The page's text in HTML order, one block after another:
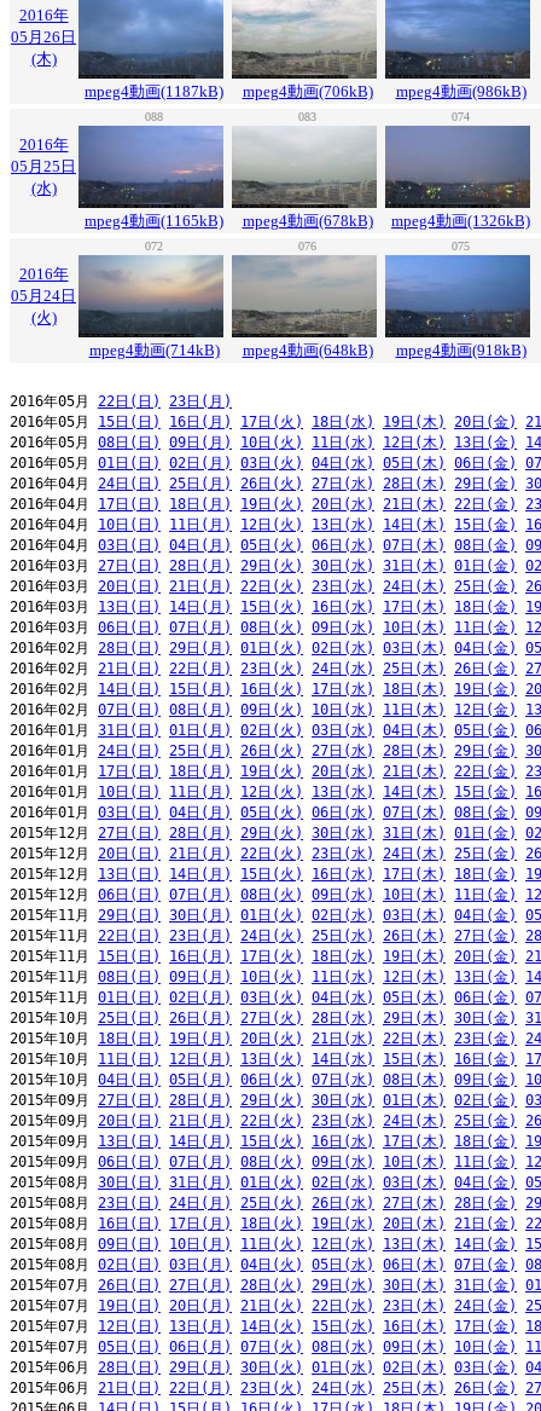
2016年
05月26日
(木)
mpeg4動画(1187kB)
mpeg4動画(706kB) mpeg4動画(986kB)
088 083 074
2016年
05月25日
(水)
mpeg4動画(1165kB)
mpeg4動画(678kB) mpeg4動画(1326kB)
072 076 075
2016年
05月24日
(火)
mpeg4動画(714kB)
mpeg4動画(648kB) mpeg4動画(918kB)
2016年05月 22日(日)
23日(月)
2016年05月 15日(日) 16日(月) 17日(火) 18日(水) 19日(木) 20日(金)
2016年05月 08日(日) 09日(月) 10日(火) 11日(水) 12日(木) 13日(金)
2016年05月 01日(日) 02日(月) 03日(火) 04日(水) 05日(木) 06日(金)
2016年04月 24日(日) 25日(月) 26日(火) 27日(水) 28日(木) 29日(金)
2016年04月 17日(日) 18日(月) 19日(火) 20日(水) 21日(木) 22日(金)
2016年04月 10日(日) 11日(月) 12日(火) 13日(水) 14日(木) 15日(金)
2016年04月 03日(日) 04日(月) 05日(火) 06日(水) 07日(木) 08日(金)
2016年03月 27日(日) 28日(月) 29日(火) 30日(水) 31日(木) 01日(金)
2016年03月 20日(日) 21日(月) 22日(火) 23日(水) 24日(木) 25日(金)
2016年03月 13日(日) 14日(月) 15日(火) 16日(水) 17日(木) 18日(金)
2016年03月 06日(日) 07日(月) 08日(火) 09日(水) 10日(木) 11日(金)
2016年02月 28日(日) 29日(月) 01日(火) 02日(水) 03日(木) 04日(金)
2016年02月 21日(日) 22日(月) 23日(火) 24日(水) 25日(木) 26日(金)
2016年02月 14日(日) 15日(月) 16日(火) 17日(水) 18日(木) 19日(金)
2016年02月 07日(日) 08日(月) 09日(火) 10日(水) 11日(木) 12日(金)
2016年01月 31日(日) 01日(月) 02日(火) 03日(水) 04日(木) 05日(金)
2016年01月 24日(日) 25日(月) 26日(火) 27日(水) 28日(木) 29日(金)
2016年01月 17日(日) 18日(月) 19日(火) 20日(水) 21日(木) 22日(金)
2016年01月 10日(日) 11日(月) 12日(火) 13日(水) 14日(木) 15日(金)
2016年01月 03日(日) 04日(月) 05日(火) 06日(水) 07日(木) 08日(金)
2015年12月 27日(日) 28日(月) 29日(火) 30日(水) 31日(木) 01日(金)
2015年12月 20日(日) 21日(月) 22日(火) 23日(水) 24日(木) 25日(金)
2015年12月 13日(日) 14日(月) 15日(火) 16日(水) 17日(木) 18日(金)
2015年12月 06日(日) 07日(月) 08日(火) 09日(水) 10日(木) 11日(金)
2015年11月 29日(日) 30日(月) 01日(火) 02日(水) 03日(木) 04日(金)
2015年11月 22日(日) 23日(月) 24日(火) 25日(水) 26日(木) 27日(金)
2015年11月 15日(日) 16日(月) 17日(火) 18日(水) 19日(木) 20日(金)
2015年11月 08日(日) 09日(月) 10日(火) 11日(水) 12日(木) 13日(金)
2015年11月 01日(日) 02日(月) 03日(火) 04日(水) 05日(木) 06日(金)
2015年10月 25日(日) 26日(月) 27日(火) 28日(水) 29日(木) 30日(金)
2015年10月 18日(日) 19日(月) 20日(火) 21日(水) 22日(木) 23日(金)
2015年10月 11日(日) 12日(月) 13日(火) 14日(水) 15日(木) 16日(金)
2015年10月 04日(日) 05日(月) 06日(火) 07日(水) 08日(木) 09日(金)
2015年09月 27日(日) 28日(月) 29日(火) 30日(水) 01日(木) 02日(金)
2015年09月 20日(日) 21日(月) 22日(火) 23日(水) 24日(木) 25日(金)
2015年09月 13日(日) 14日(月) 15日(火) 16日(水) 17日(木) 18日(金)
2015年09月 06日(日) 07日(月) 08日(火) 09日(水) 10日(木) 11日(金)
2015年08月 30日(日) 31日(月) 01日(火) 02日(水) 03日(木) 04日(金)
2015年08月 23日(日) 24日(月) 25日(火) 26日(水) 27日(木) 28日(金)
2015年08月 16日(日) 17日(月) 18日(火) 19日(水) 20日(木) 21日(金)
2015年08月 09日(日) 10日(月) 11日(火) 12日(水) 13日(木) 14日(金)
2015年08月 02日(日) 03日(月) 04日(火) 05日(水) 06日(木) 07日(金)
2015年07月 26日(日) 27日(月) 28日(火) 29日(水) 30日(木) 31日(金)
2015年07月 19日(日) 20日(月) 21日(火) 22日(水) 23日(木) 24日(金)
2015年07月 12日(日) 13日(月) 14日(火) 15日(水) 16日(木) 17日(金)
2015年07月 05日(日) 06日(月) 07日(火) 08日(水) 09日(木) 10日(金)
2015年06月 28日(日) 29日(月) 30日(火) 01日(水) 02日(木) 03日(金)
2015年06月 21日(日) 22日(月) 23日(火) 24日(水) 25日(木) 26日(金)